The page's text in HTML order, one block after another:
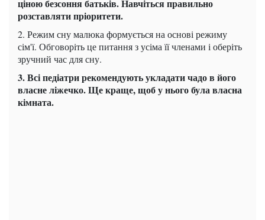
ціною безсоння батьків. Навчіться правильно
розставляти пріоритети.
2. Режим сну малюка формується на основі режиму
сім'ї. Обговоріть це питання з усіма її членами і оберіть
зручний час для сну.
3. Всі педіатри рекомендують укладати чадо в його
власне ліжечко. Ще краще, щоб у нього була власна
кімната.